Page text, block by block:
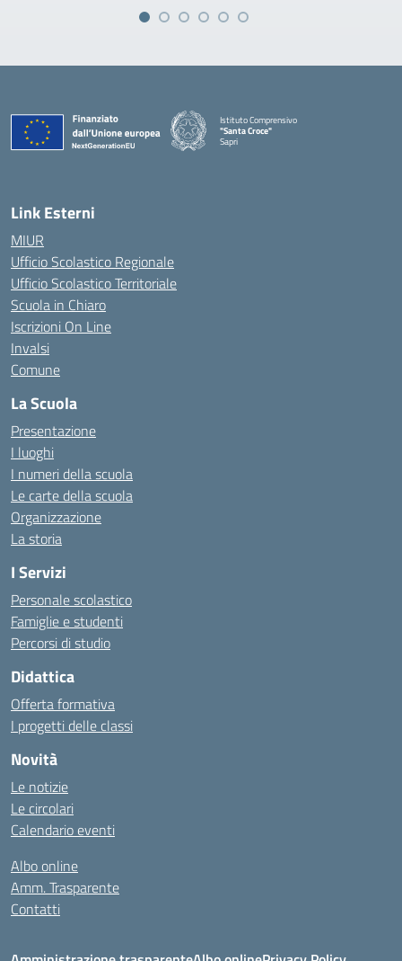
Istituto Comprensivo
"Santa Croce"
Sapri
— Visita la pagina iniziale della scuola
Link Esterni
MIUR
Ufficio Scolastico Regionale
Ufficio Scolastico Territoriale
Scuola in Chiaro
Iscrizioni On Line
Invalsi
Comune
La Scuola
Presentazione
I luoghi
I numeri della scuola
Le carte della scuola
Organizzazione
La storia
I Servizi
Personale scolastico
Famiglie e studenti
Percorsi di studio
Didattica
Offerta formativa
I progetti delle classi
Novità
Le notizie
Le circolari
Calendario eventi
Albo online
Amm. Trasparente
Contatti